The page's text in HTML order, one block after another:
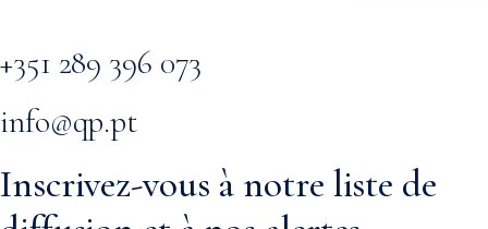
+351 289 396 073
info@qp.pt
Inscrivez-vous à notre liste de